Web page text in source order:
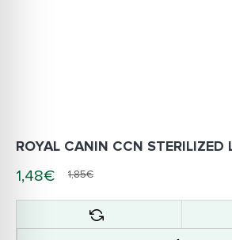
ROYAL CANIN CCN STERILIZED
1,48€ 1,85€